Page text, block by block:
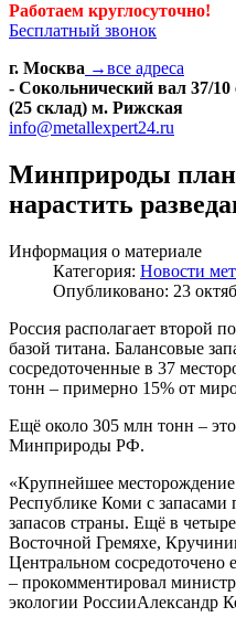
Работаем круглосуточно!
Бесплатный звонок
г. Москва →все адреса
- Сокольнический вал 37/10
(25 склад) м. Рижская
info@metallexpert24.ru
Минприроды
нарастить
Информация о материале
Категория: Новости
Опубликовано: 23
Россия располагает второй
базой титана. Балансовые
сосредоточенные в 37
тонн – примерно 15% от
Ещё около 305 млн тонн –
Минприроды РФ.
«Крупнейшее
Республике Коми с запасами
запасов страны. Ещё в
Восточной Гремяхе,
Центральном сосредоточено
– прокомментировал
экологии РоссииАлександр